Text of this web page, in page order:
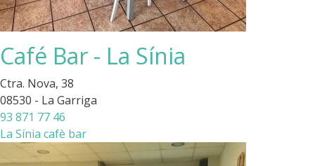
Café Bar - La Sínia
Ctra. Nova, 38
08530 - La Garriga
93 871 77 46
La Sínia cafè bar